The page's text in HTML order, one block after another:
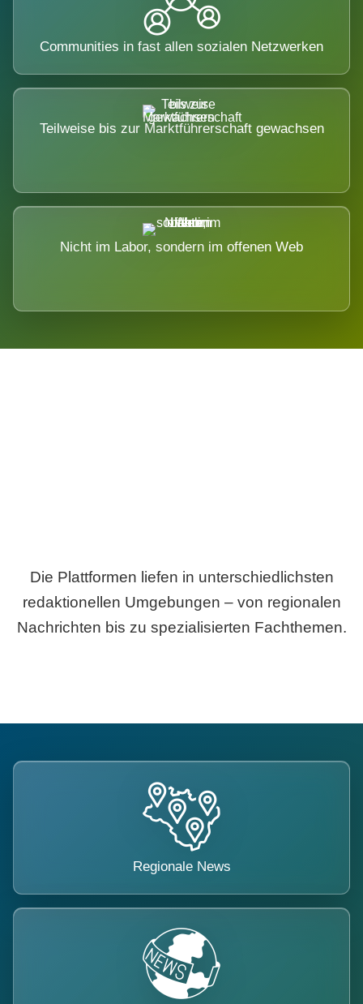
Communities in fast allen sozialen Netzwerken
Teilweise bis zur Marktführerschaft gewachsen
Nicht im Labor, sondern im offenen Web
Die Plattformen liefen in unterschiedlichsten
redaktionellen Umgebungen – von regionalen
Nachrichten bis zu spezialisierten Fachthemen.
Regionale News